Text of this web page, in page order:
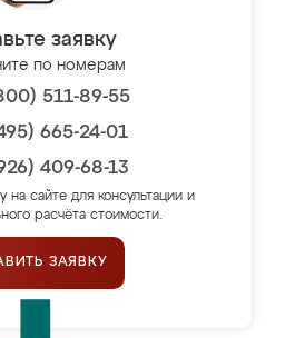
заявку
по номерам
511-89-55
665-24-01
409-68-13
на сайте для консультации и
расчёта стоимости.
ЗАЯВКУ